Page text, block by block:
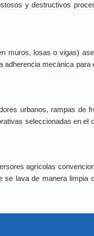
y destructivos
muros, losas o vigas)
mecánica
urbanos, rampas de
seleccionadas en el
agrícolas
lava de manera limpia